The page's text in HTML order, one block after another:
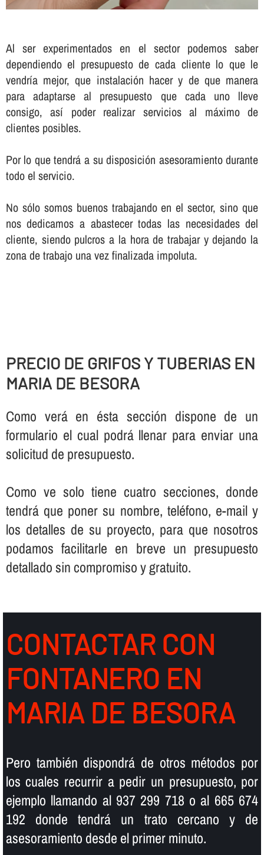
Al ser experimentados en el sector podemos saber
dependiendo el presupuesto de cada cliente lo que le
vendrí­a mejor, que instalación hacer y de que manera
para adaptarse al presupuesto que cada uno lleve
consigo, así­ poder realizar servicios al máximo de
clientes posibles.
Por lo que tendrá a su disposición asesoramiento durante
todo el servicio.
No sólo somos buenos trabajando en el sector, sino que
nos dedicamos a abastecer todas las necesidades del
cliente, siendo pulcros a la hora de trabajar y dejando la
zona de trabajo una vez finalizada impoluta.
PRECIO DE GRIFOS Y TUBERIAS EN
MARIA DE BESORA
Como verá en ésta sección dispone de un
formulario el cual podrá llenar para enviar una
solicitud de presupuesto.
Como ve solo tiene cuatro secciones, donde
tendrá que poner su nombre, teléfono, e-mail y
los detalles de su proyecto, para que nosotros
podamos facilitarle en breve un presupuesto
detallado sin compromiso y gratuito.
CONTACTAR CON
FONTANERO EN
MARIA DE BESORA
Pero también dispondrá de otros métodos por
los cuales recurrir a pedir un presupuesto, por
ejemplo llamando al 937 299 718 o al 665 674
192 donde tendrá un trato cercano y de
asesoramiento desde el primer minuto.